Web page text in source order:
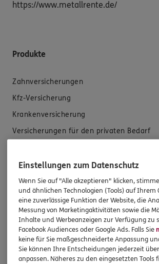
https://www.metallrente.de/
Produkte
Zahnversicherungen
Kfz-Versicherung
Krankenversicherung
Versicherungen für den privaten Bedarf
Hilfe & Services
E-Mail schreiben
Schaden melden
Erstkontaktinformationen
EU-Offenlegungsvereinbarung
Einstellungen zum Datenschutz
Wenn Sie auf "Alle akzeptieren" klicken,
und ähnlichen Technologien (Tools) auf Ihrem
eine zuverlässige Funktion der Website, die
Messung von Marketingaktivitäten sowie die
Inhalte und Werbeanzeigen zur Verfügung zu
Facebook Audiences oder Google Ads. Falls Sie
keine für Sie maßgeschneiderte Anpassung
Sie können Ihre Entscheidungen jederzeit
anpassen. Näheres zu den eingesetzten Tools